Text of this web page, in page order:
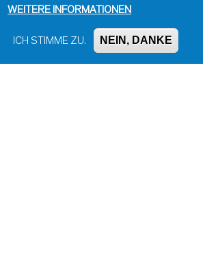
WEITERE INFORMATIONEN
ICH STIMME ZU. NEIN, DANKE